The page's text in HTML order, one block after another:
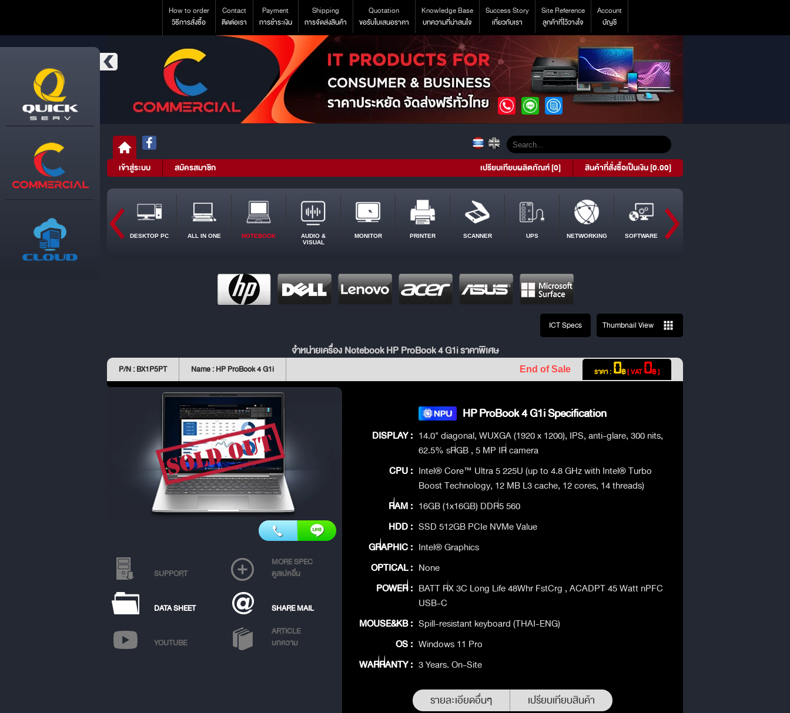
How to order
วิธีการสั่งซื้อ
Contact
ติดต่อเรา
Payment
การชำระเงิน
Shipping
การจัดส่งสินค้า
Quotation
ขอรับใบเสนอราคา
Knowledge Base
บทความที่น่าสนใจ
Success Story
เกี่ยวกับเรา
Site Reference
ลูกค้าที่ไว้วางใจ
Account
บัญชี
เข้าสู่ระบบ สมัครสมาชิก สินค้าที่สั่งซื้อเป็นเงิน [0.00]
เปรียบเทียบผลิตภัณฑ์ [0]
DESKTOP PC ALL IN ONE NOTEBOOK
AUDIO &
VISUAL
MONITOR PRINTER SCANNER UPS NETWORKING SOFTWARE
ICT Specs Thumbnail View
จำหน่ายเครื่อง Notebook HP ProBook 4 G1i ราคาพิเศษ
P/N : BX1P5PT Name : HP ProBook 4 G1i ราคา : 0฿[ VAT0฿ ]
End of Sale
SUPPORT
MORE SPEC
ดูสเปคอื่น
DATA SHEET SHARE MAIL
YOUTUBE
ARTICLE
บทความ
HP ProBook 4 G1i Specification
DISPLAY : 14.0" diagonal, WUXGA (1920 x 1200), IPS, anti-glare, 300 nits,
62.5% sRGB , 5 MP IR camera
CPU : Intel® Core™ Ultra 5 225U (up to 4.8 GHz with Intel® Turbo
Boost Technology, 12 MB L3 cache, 12 cores, 14 threads)
RAM : 16GB (1x16GB) DDR5 560
HDD : SSD 512GB PCIe NVMe Value
GRAPHIC : Intel® Graphics
OPTICAL : None
POWER : BATT RX 3C Long Life 48Whr FstCrg , ACADPT 45 Watt nPFC
USB-C
MOUSE&KB : Spill-resistant keyboard (THAI-ENG)
OS : Windows 11 Pro
WARRANTY : 3 Years. On-Site
รายละเอียดอื่นๆ เปรียบเทียบสินค้า